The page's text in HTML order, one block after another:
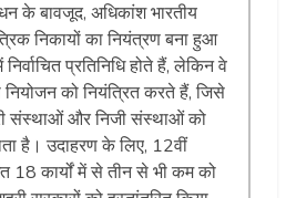
के बावजूद, अधिकांश भारतीय
निकायों का नियंत्रण बना हुआ
प्रतिनिधि होते हैं, लेकिन वे
नियोजन को नियंत्रित करते हैं, जिसे
संस्थाओं और निजी संस्थाओं को
है। उदाहरण के लिए, 12वीं
18 कार्यों में से तीन से भी कम को